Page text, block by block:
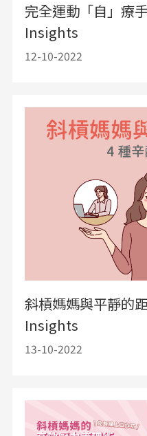
完全運動「自」療
Insights
12-10-2022
斜槓媽媽與平靜的
Insights
13-10-2022